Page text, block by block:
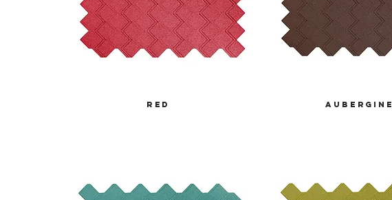
red aubergine